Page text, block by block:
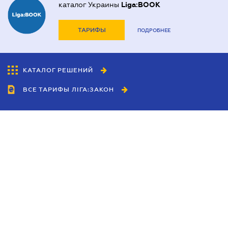
каталог Украины Liga:BOOK
ТАРИФЫ ПОДРОБНЕЕ
КАТАЛОГ РЕШЕНИЙ
ВСЕ ТАРИФЫ ЛІГА:ЗАКОН